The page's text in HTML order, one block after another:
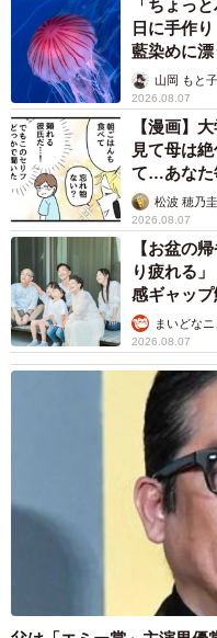
「ちょっ
日に手作
藍染めに
ごい」山岡 もと子
2026.08.07
【漫画】
見て母は
て…あなた
松波 穂乃圭
2026.08.07
【お盆の
り疲れる
感ギャップ
まいどな
2026.08.07